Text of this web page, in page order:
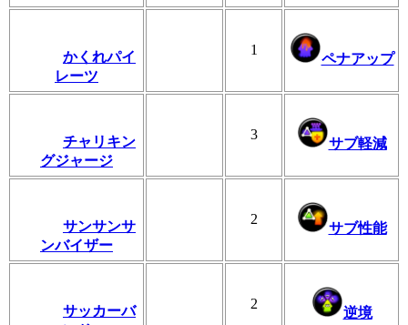
かくれパイ
レーツ
1
ペナアップ
チャリキン
グジャージ
3
サブ軽減
サンサンサ
ンバイザー
2
サブ性能
サッカーバ
2
逆境